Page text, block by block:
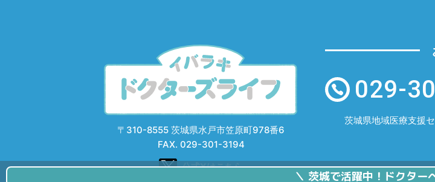
茨城で活躍中！ドクター
〒310-8555 茨城県水戸市笠原町978番6
FAX. 029-301-3194
公式Xはこちら
029-
茨城県地域医療支援